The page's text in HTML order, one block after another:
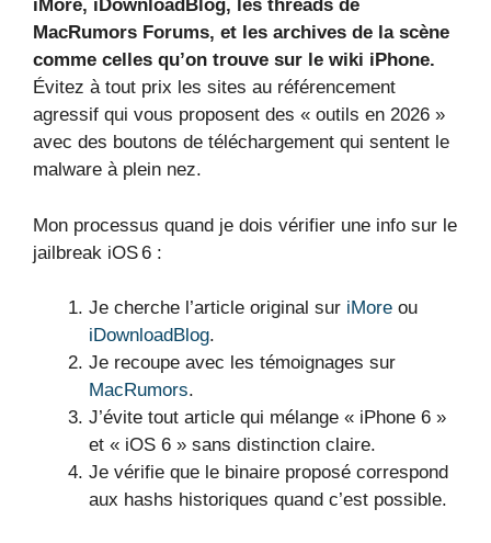
iMore, iDownloadBlog, les threads de
MacRumors Forums, et les archives de la scène
comme celles qu’on trouve sur le wiki iPhone.
Évitez à tout prix les sites au référencement
agressif qui vous proposent des « outils en 2026 »
avec des boutons de téléchargement qui sentent le
malware à plein nez.
Mon processus quand je dois vérifier une info sur le
jailbreak iOS 6 :
Je cherche l’article original sur iMore ou
iDownloadBlog.
Je recoupe avec les témoignages sur
MacRumors.
J’évite tout article qui mélange « iPhone 6 »
et « iOS 6 » sans distinction claire.
Je vérifie que le binaire proposé correspond
aux hashs historiques quand c’est possible.